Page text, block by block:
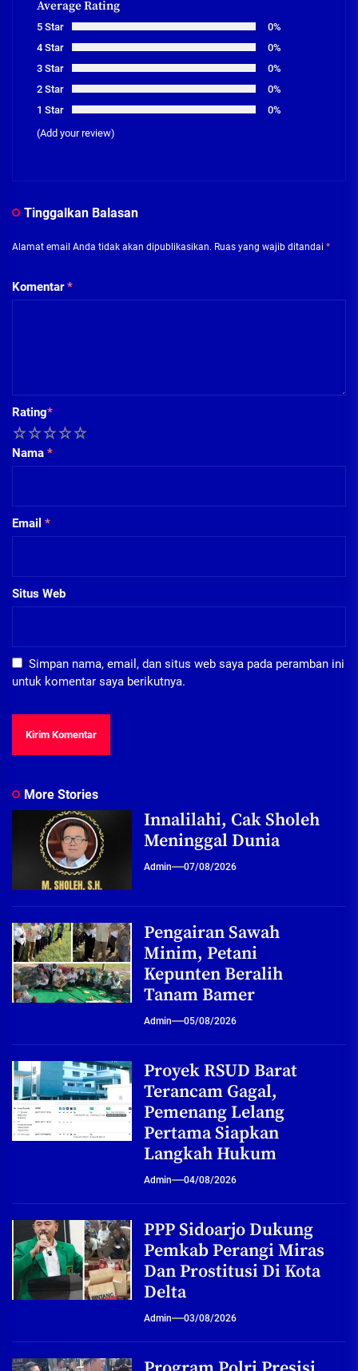
Average Rating
5 Star
0%
4 Star
0%
3 Star
0%
2 Star
0%
1 Star
0%
(Add your review)
Tinggalkan Balasan
Alamat email Anda tidak akan dipublikasikan. Ruas yang wajib ditandai *
Komentar*
Rating*
5
4
3
2
Nama *
Email *
Situs Web
Simpan nama, email, dan situs web saya pada peramban ini
untuk komentar saya berikutnya.
More Stories
Innalilahi, Cak Sholeh
Meninggal Dunia
Admin 07/08/2026
Pengairan Sawah
Minim, Petani
Kepunten Beralih
Tanam Bamer
Admin 05/08/2026
Proyek RSUD Barat
Terancam Gagal,
Pemenang Lelang
Pertama Siapkan
Langkah Hukum
Admin 04/08/2026
PPP Sidoarjo Dukung
Pemkab Perangi Miras
Dan Prostitusi Di Kota
Delta
Admin 03/08/2026